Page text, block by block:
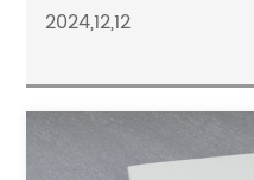
2024,12,12